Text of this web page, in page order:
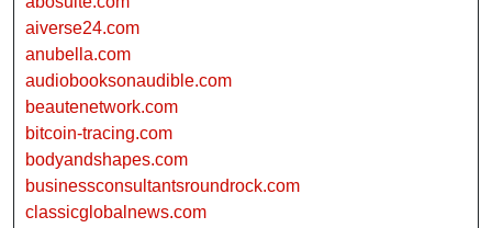
aiverse24.com
anubella.com
audiobooksonaudible.com
beautenetwork.com
bitcoin-tracing.com
bodyandshapes.com
businessconsultantsroundrock.com
classicglobalnews.com